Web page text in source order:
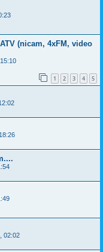
(nicam, 4xFM, video
1 2 3 4 5
02:02